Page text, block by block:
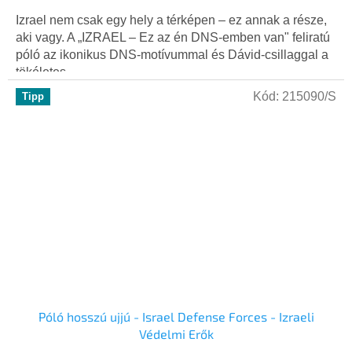
Izrael nem csak egy hely a térképen – ez annak a része,
aki vagy. A „IZRAEL – Ez az én DNS-emben van" feliratú
póló az ikonikus DNS-motívummal és Dávid-csillaggal a
tökéletes...
Tipp
Póló hosszú ujjú - Israel Defense Forces - Izraeli
Védelmi Erők
Kód: 215090/S